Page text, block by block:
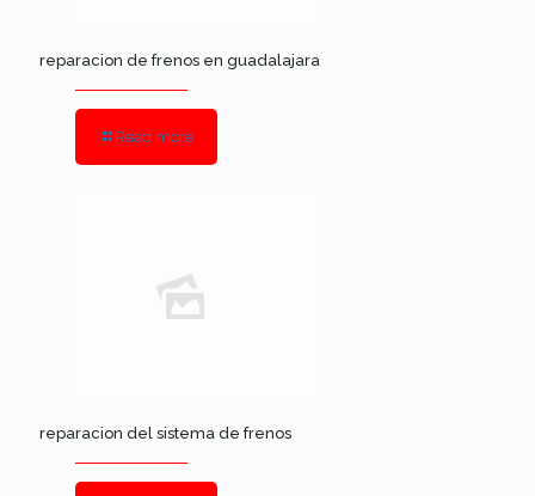
reparacion de frenos en guadalajara
Read more
reparacion del sistema de frenos